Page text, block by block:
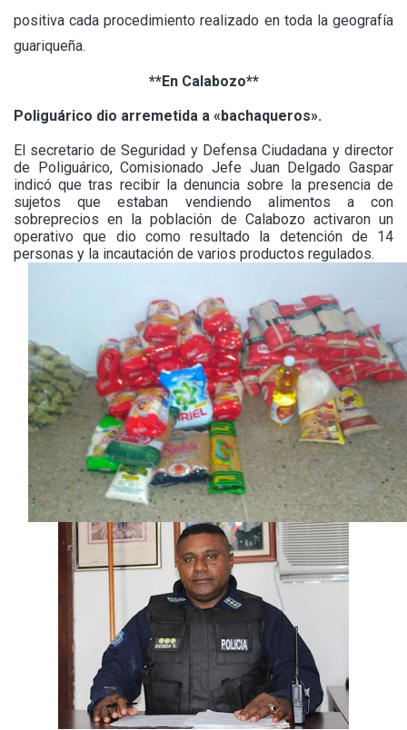
positiva cada procedimiento realizado en toda la geografía
guariqueña.
**En Calabozo**
Poliguárico dio arremetida a «bachaqueros».
El secretario de Seguridad y Defensa Ciudadana y director
de Poliguárico, Comisionado Jefe Juan Delgado Gaspar
indicó que tras recibir la denuncia sobre la presencia de
sujetos que estaban vendiendo alimentos a con
sobreprecios en la población de Calabozo activaron un
operativo que dio como resultado la detención de 14
personas y la incautación de varios productos regulados.